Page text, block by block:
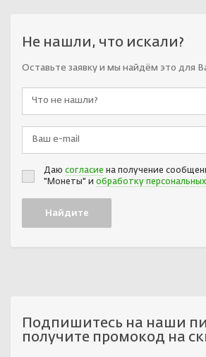
Не нашли, что искали?
Оставьте заявку и мы найдём это для
Даю согласие на получение
"Монеты" и обработку
Подпишитесь на наши
получите промокод на